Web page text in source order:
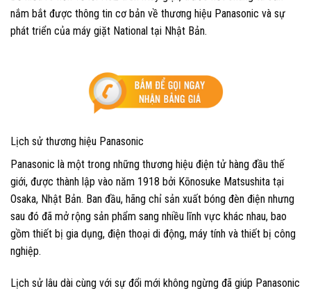
nắm bắt được thông tin cơ bản về thương hiệu Panasonic và sự
phát triển của máy giặt National tại Nhật Bản.
Lịch sử thương hiệu Panasonic
Panasonic là một trong những thương hiệu điện tử hàng đầu thế
giới, được thành lập vào năm 1918 bởi Kōnosuke Matsushita tại
Osaka, Nhật Bản. Ban đầu, hãng chỉ sản xuất bóng đèn điện nhưng
sau đó đã mở rộng sản phẩm sang nhiều lĩnh vực khác nhau, bao
gồm thiết bị gia dụng, điện thoại di động, máy tính và thiết bị công
nghiệp.
Lịch sử lâu dài cùng với sự đổi mới không ngừng đã giúp Panasonic